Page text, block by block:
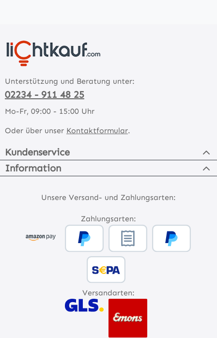
Unterstützung und Beratung unter:
02234 - 911 48 25
Mo-Fr, 09:00 - 15:00 Uhr
Oder über unser Kontaktformular.
Kundenservice
Information
Unsere Versand- und Zahlungsarten:
Zahlungsarten:
Versandarten: